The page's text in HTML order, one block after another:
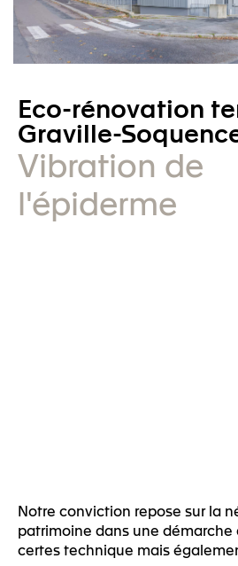
Eco-rénovation
Graville-
Vibration de
l'épiderme
Notre conviction repose sur la
patrimoine dans une
certes technique mais